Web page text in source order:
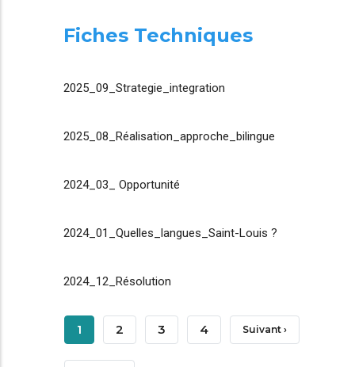
Fiches Techniques
2025_09_Strategie_integration
2025_08_Réalisation_approche_bilingue
2024_03_ Opportunité
2024_01_Quelles_langues_Saint-Louis ?
2024_12_Résolution
Pagination
Page
Courante
1 Page
2 Page
3 Page
4 Page
Suivant ›